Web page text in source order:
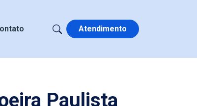
Atendimento
Paulista